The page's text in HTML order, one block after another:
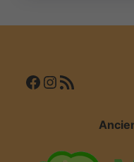
des
Facebook InstagramFlux RSS